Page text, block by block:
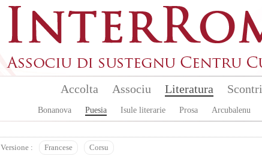
Accolta Associu Literatura
Bonanova Puesia Isule literarie Prosa Arcubalenu
Scontri
Versione : Francese Corsu